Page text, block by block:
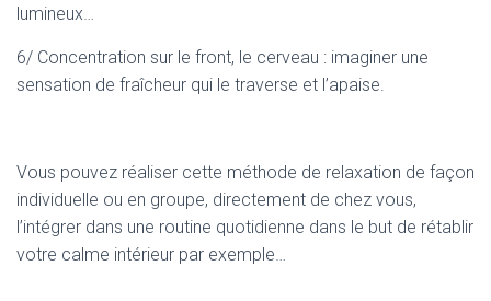
lumineux…
6/ Concentration sur le front, le cerveau : imaginer une
sensation de fraîcheur qui le traverse et l’apaise.
Vous pouvez réaliser cette méthode de relaxation de façon
individuelle ou en groupe, directement de chez vous,
l’intégrer dans une routine quotidienne dans le but de rétablir
votre calme intérieur par exemple…